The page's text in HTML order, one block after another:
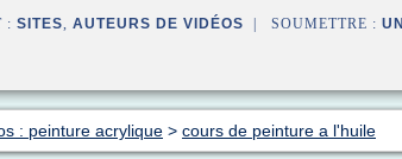
: SITES, AUTEURS DE VIDÉOS | SOUMETTRE :
: peinture acrylique > cours de peinture a l'huile